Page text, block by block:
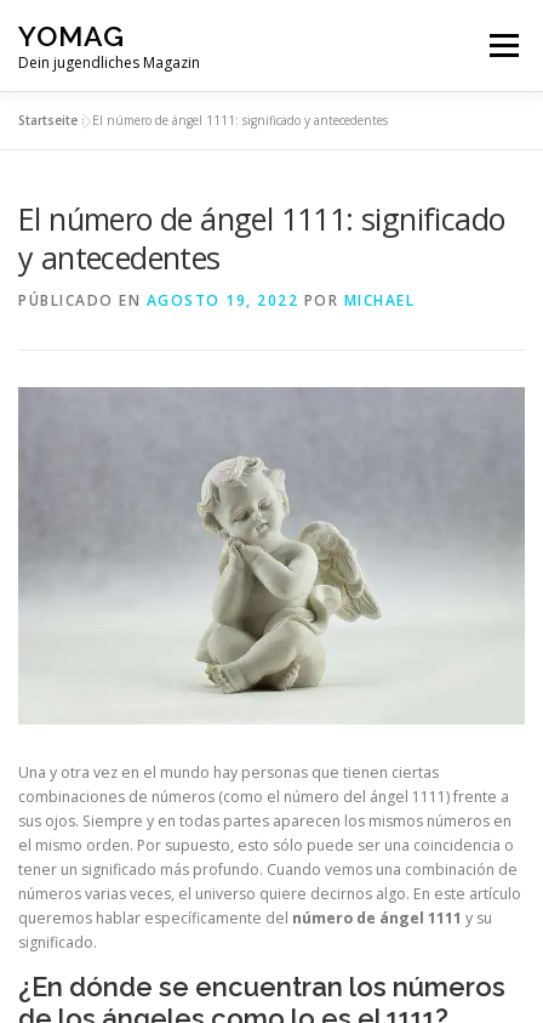
contenido
YOMAG
Dein jugendliches Magazin
Menú
Startseite »El número de ángel 1111: significado y antecedentes
El número de ángel 1111: significado
y antecedentes
PÚBLICADO EN AGOSTO 19, 2022 POR MICHAEL
Una y otra vez en el mundo hay personas que tienen ciertas
combinaciones de números (como el número del ángel 1111) frente a
sus ojos. Siempre y en todas partes aparecen los mismos números en
el mismo orden. Por supuesto, esto sólo puede ser una coincidencia o
tener un significado más profundo. Cuando vemos una combinación de
números varias veces, el universo quiere decirnos algo. En este artículo
queremos hablar específicamente del número de ángel 1111 y su
significado.
¿En dónde se encuentran los números